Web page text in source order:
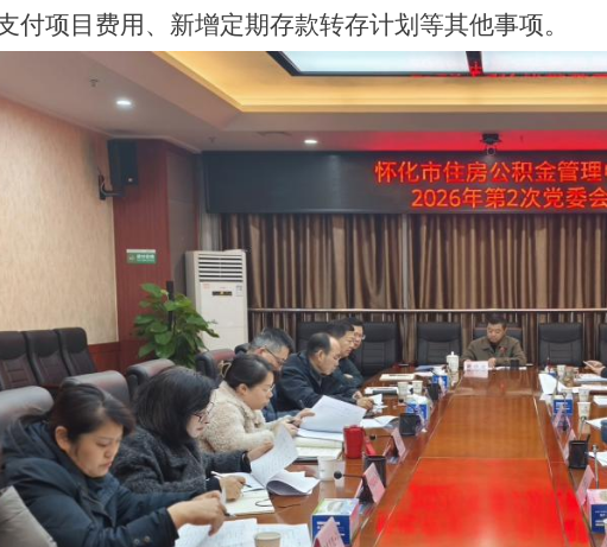
付项目费用、新增定期存款转存计划等其他事项。